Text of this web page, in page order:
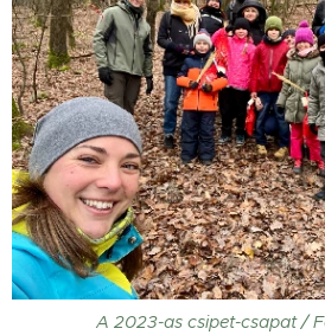
A 2023-as csipet-csapat /